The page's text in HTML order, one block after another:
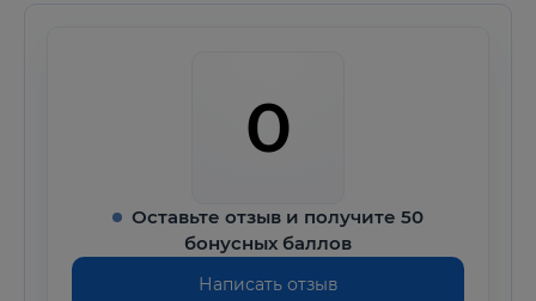
0
Оставьте отзыв и получите 50
бонусных баллов
Написать отзыв